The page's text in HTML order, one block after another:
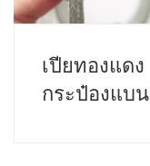
เปียทองแดง
กระป๋องแบน